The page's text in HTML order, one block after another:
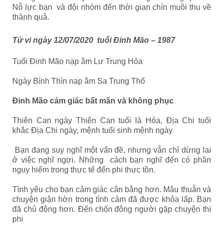
Nỗ lực bạn và đội nhóm đến thời gian chín muồi thu về
thành quả.
Tử vi ngày 12/07/2020 tuổi Đinh Mão – 1987
Tuổi Đinh Mão nạp âm Lư Trung Hỏa
Ngày Bính Thìn nạp âm Sa Trung Thổ
Đinh Mão cảm giác bất mãn và không phục
Thiên Can ngày Thiên Can tuổi là Hỏa, Địa Chi tuổi
khắc Địa Chi ngày, mệnh tuổi sinh mệnh ngày
Bạn đang suy nghĩ một vấn đề, nhưng vẫn chỉ dừng lại
ở việc nghĩ ngợi. Những cách bạn nghĩ đến có phần
nguy hiểm trong thực tế đến phi thực tồn.
Tình yêu cho bạn cảm giác cân bằng hơn. Mâu thuẫn và
chuyện giận hờn trong tình cảm đã được khỏa lấp. Bạn
đã chủ động hơn. Đến chốn đông người gặp chuyện thị
phi